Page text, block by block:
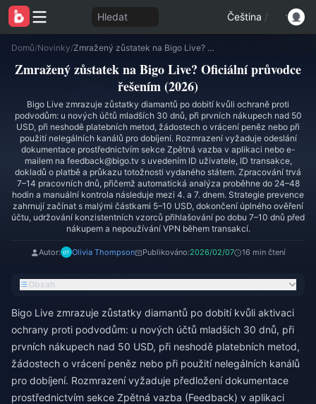
Hledat Čeština /
Domů/Novinky/ Zmražený zůstatek na Bigo Live? Oficiální průvodce řešením (2026)
Zmražený zůstatek na Bigo Live? Oficiální průvodce
řešením (2026)
Bigo Live zmrazuje zůstatky diamantů po dobití kvůli ochraně proti
podvodům: u nových účtů mladších 30 dnů, při prvních nákupech nad 50
USD, při neshodě platebních metod, žádostech o vrácení peněz nebo při
použití nelegálních kanálů pro dobíjení. Rozmrazení vyžaduje odeslání
dokumentace prostřednictvím sekce Zpětná vazba v aplikaci nebo e-
mailem na feedback@bigo.tv s uvedením ID uživatele, ID transakce,
dokladů o platbě a průkazu totožnosti vydaného státem. Zpracování trvá
7–14 pracovních dnů, přičemž automatická analýza proběhne do 24–48
hodin a manuální kontrola následuje mezi 4. a 7. dnem. Strategie prevence
zahrnují začínat s malými částkami 5–10 USD, dokončení úplného ověření
účtu, udržování konzistentních vzorců přihlašování po dobu 7–10 dnů před
nákupem a nepoužívání VPN během transakcí.
Autor: Olivia Thompson Publikováno:2026/02/07 16 min čtení
Obsah
Bigo Live zmrazuje zůstatky diamantů po dobití kvůli aktivaci
ochrany proti podvodům: u nových účtů mladších 30 dnů, při
prvních nákupech nad 50 USD, při neshodě platebních metod,
žádostech o vrácení peněz nebo při použití nelegálních kanálů
pro dobíjení. Rozmrazení vyžaduje předložení dokumentace
prostřednictvím sekce Zpětná vazba (Feedback) v aplikaci